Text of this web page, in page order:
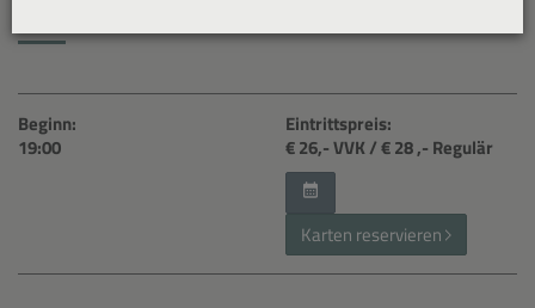
Beginn:
19:00
Eintrittspreis:
€ 26,- VVK/ € 28,- Regulär
Karten reservieren